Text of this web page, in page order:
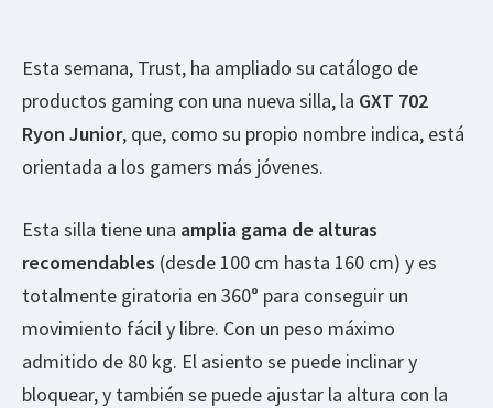
Esta semana, Trust, ha ampliado su catálogo de
productos gaming con una nueva silla, la GXT 702
Ryon Junior, que, como su propio nombre indica, está
orientada a los gamers más jóvenes.
Esta silla tiene una amplia gama de alturas
recomendables (desde 100 cm hasta 160 cm) y es
totalmente giratoria en 360° para conseguir un
movimiento fácil y libre. Con un peso máximo
admitido de 80 kg. El asiento se puede inclinar y
bloquear, y también se puede ajustar la altura con la